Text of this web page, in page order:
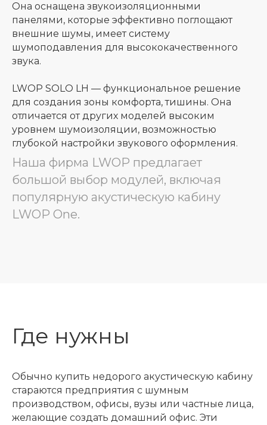
Она оснащена звукоизоляционными
панелями, которые эффективно поглощают
внешние шумы, имеет систему
шумоподавления для высококачественного
звука.
LWOP SOLO LH — функциональное решение
для создания зоны комфорта, тишины. Она
отличается от других моделей высоким
уровнем шумоизоляции, возможностью
глубокой настройки звукового оформления.
Наша фирма LWOP предлагает
большой выбор модулей, включая
популярную акустическую кабину
LWOP One.
Где нужны
Обычно купить недорого акустическую кабину
стараются предприятия с шумным
производством, офисы, вузы или частные лица,
желающие создать домашний офис. Эти